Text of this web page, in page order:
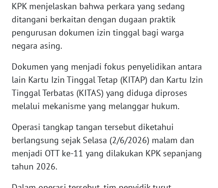
KPK menjelaskan bahwa perkara yang sedang
ditangani berkaitan dengan dugaan praktik
pengurusan dokumen izin tinggal bagi warga
negara asing.
Dokumen yang menjadi fokus penyelidikan antara
lain Kartu Izin Tinggal Tetap (KITAP) dan Kartu Izin
Tinggal Terbatas (KITAS) yang diduga diproses
melalui mekanisme yang melanggar hukum.
Operasi tangkap tangan tersebut diketahui
berlangsung sejak Selasa (2/6/2026) malam dan
menjadi OTT ke-11 yang dilakukan KPK sepanjang
tahun 2026.
WN
RIAU
WN
WN
JAMBI
SULTRA
WN
NTB